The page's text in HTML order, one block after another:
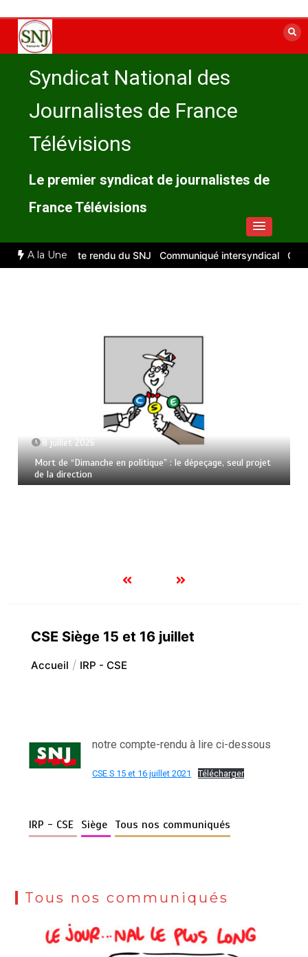
contenu
Syndicat National des
Journalistes de France
Télévisions
Le premier syndicat de journalistes de
France Télévisions
A la Une
2026 : compte rendu du SNJ Communiqué intersyndical
8 juillet 2026
Mort de “Dimanche en politique” : le dépeçage, seul projet
de la direction
CSE Siège 15 et 16 juillet
Accueil IRP - CSE
notre compte-rendu à lire ci-dessous
CSE S 15 et 16 juillet 2021 Télécharger
IRP - CSE Siège Tous nos communiqués
Tous nos communiqués